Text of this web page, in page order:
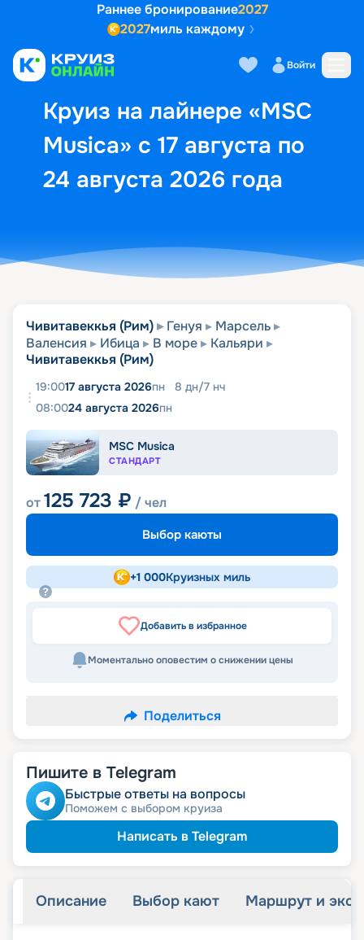
Раннее бронирование2027
2027миль каждому
Войти
Круиз на лайнере «MSC
Musica» с 17 августа по
24 августа 2026 года
Выбор кают Маршрут и
Чивитавеккья (Рим) Генуя
Марсель
Валенсия
Ибица В море
Кальяри
Чивитавеккья (Рим)
19:0017 августа 2026пн 8 дн/7 нч
08:0024 августа 2026пн
MSC Musica
СТАНДАРТ
от125 723 ₽ / чел
Выбор каюты
+1 000Круизных миль
Добавить в избранное
Моментально оповестим о снижении цены
Поделиться
Пишите в Telegram
Быстрые ответы на вопросы
Поможем с выбором круиза
Написать в Telegram
Описание Выбор кают Маршрут и